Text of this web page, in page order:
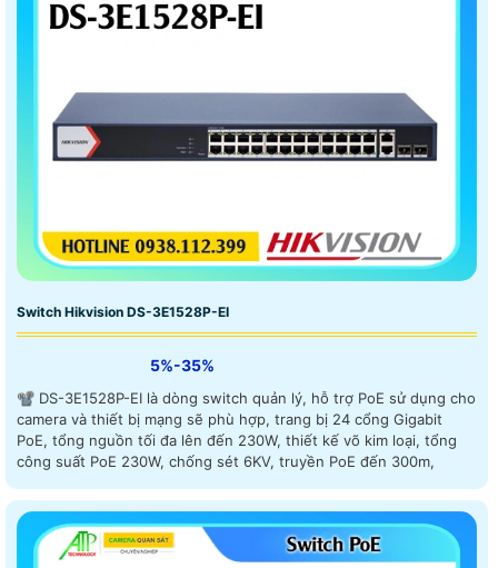
Switch Hikvision DS-3E1528P-EI
5%-35%
📽 DS-3E1528P-EI là dòng switch quản lý, hỗ trợ PoE sử dụng cho
camera và thiết bị mạng sẽ phù hợp, trang bị 24 cổng Gigabit
PoE, tổng nguồn tối đa lên đến 230W, thiết kế võ kim loại, tổng
công suất PoE 230W, chống sét 6KV, truyền PoE đến 300m,